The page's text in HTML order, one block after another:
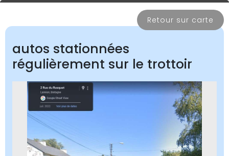
Retour sur carte
autos stationnées
régulièrement sur le trottoir